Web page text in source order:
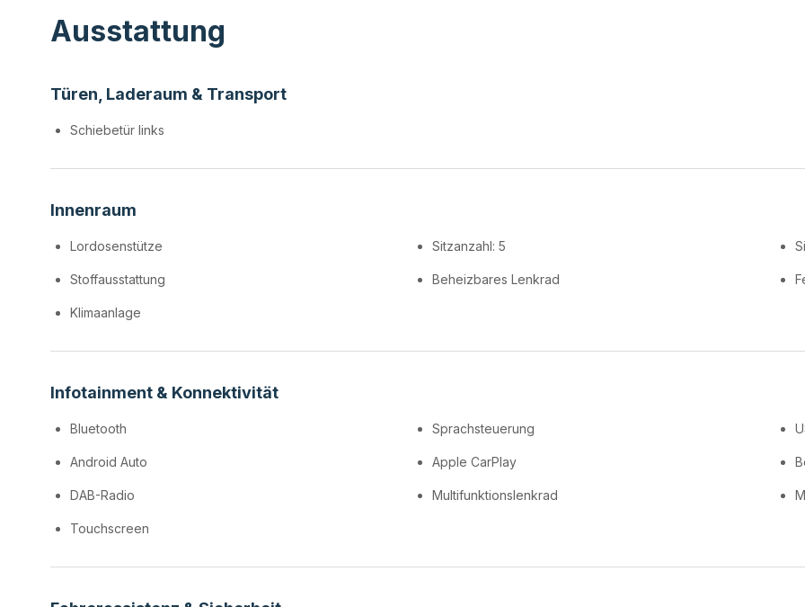
Ausstattung
Türen, Laderaum & Transport
Schiebetür links
Innenraum
Lordosenstütze Sitzanzahl: 5
Stoffausstattung Beheizbares Lenkrad
Klimaanlage
Infotainment & Konnektivität
Bluetooth Sprachsteuerung
Android Auto Apple CarPlay
DAB-Radio Multifunktionslenkrad
Touchscreen